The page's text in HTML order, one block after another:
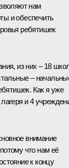
нам
и обеспечить
ребятишек
из них – 18
–
Как я уже
и 4
внимание
что нам её
к концу